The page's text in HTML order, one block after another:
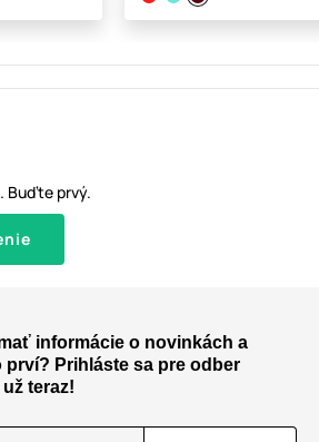
Buďte prvý.
informácie o novinkách a
prví? Prihláste sa pre odber
teraz!